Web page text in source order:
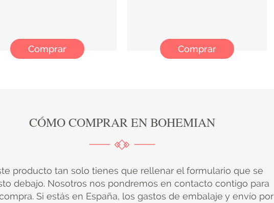
Comprar Comprar
CÓMO COMPRAR EN BOHEMIAN
producto tan solo tienes que rellenar el formulario que se
debajo. Nosotros nos pondremos en contacto contigo para
Si estás en España, los gastos de embalaje y envío por